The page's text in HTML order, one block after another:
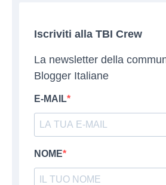
Iscriviti alla TBI Crew
La newsletter della
Blogger Italiane
E-MAIL
NOME